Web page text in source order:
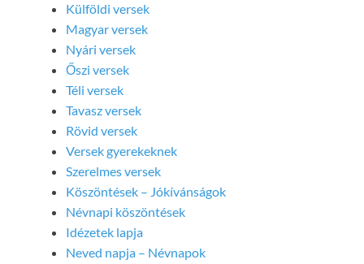
Külföldi versek
Magyar versek
Nyári versek
Őszi versek
Téli versek
Tavasz versek
Rövid versek
Versek gyerekeknek
Szerelmes versek
Köszöntések – Jókívánságok
Névnapi köszöntések
Idézetek lapja
Neved napja – Névnapok